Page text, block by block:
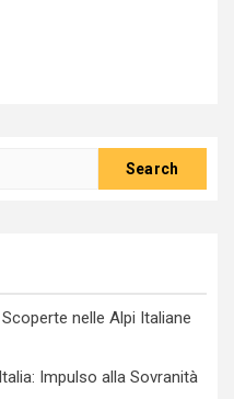
nelle Alpi Italiane
Impulso alla Sovranità